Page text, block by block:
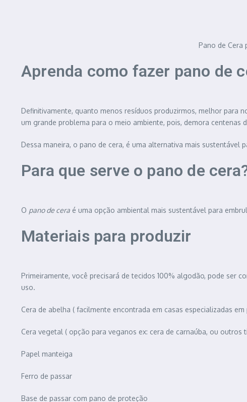
Pano de Cera
Aprenda como fazer pano de
Definitivamente, quanto menos resíduos produzirmos, melhor para
um grande problema para o meio ambiente, pois, demora
Dessa maneira, o pano de cera, é uma alternativa mais sustentável
Para que serve o pano de
O pano de cera é uma opção ambiental mais sustentável para
Materiais para produzir
Primeiramente, você precisará de tecidos 100% algodão, pode ser
uso.
Cera de abelha ( facilmente encontrada em casas especializadas
Cera vegetal ( opção para veganos ex: cera de carnaúba, ou outros
Papel manteiga
Ferro de passar
Base de passar com pano de proteção